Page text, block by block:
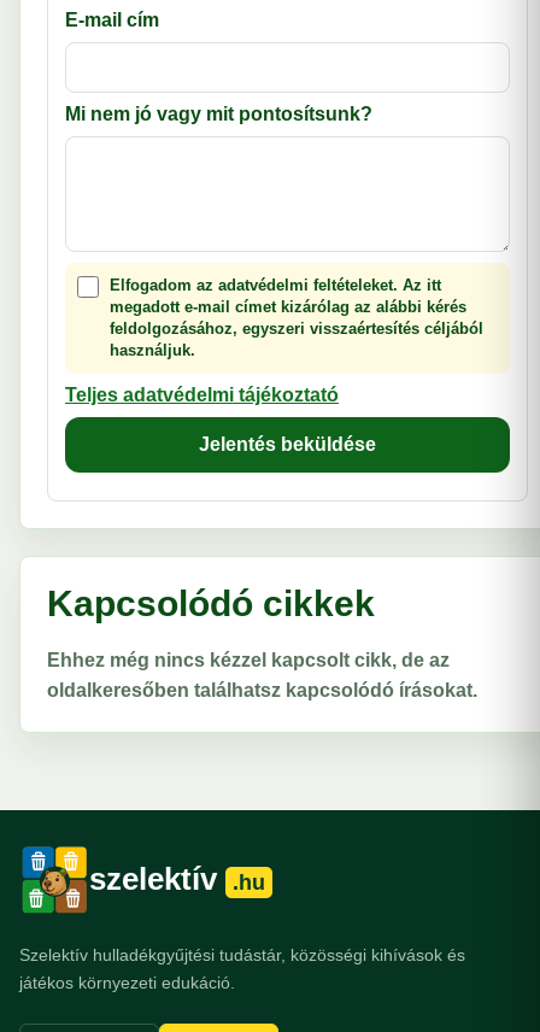
E-mail cím
Mi nem jó vagy mit pontosítsunk?
Elfogadom az adatvédelmi feltételeket. Az itt
megadott e-mail címet kizárólag az alábbi kérés
feldolgozásához, egyszeri visszaértesítés céljából
használjuk.
Teljes adatvédelmi tájékoztató
Jelentés beküldése
Kapcsolódó cikkek
Ehhez még nincs kézzel kapcsolt cikk, de az
oldalkeresőben találhatsz kapcsolódó írásokat.
szelektív .hu
Szelektív hulladékgyűjtési tudástár, közösségi kihívások és
játékos környezeti edukáció.